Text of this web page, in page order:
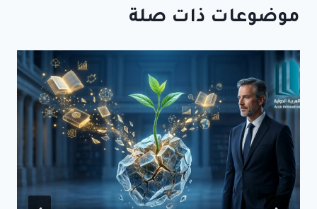
موضوعات ذات صلة